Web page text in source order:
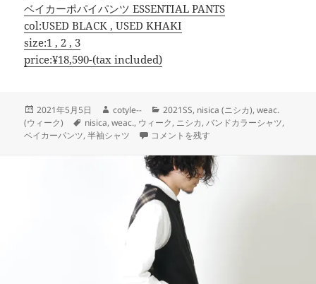
ベイカーポパイパンツ ESSENTIAL PANTS
col:USED BLACK , USED KHAKI
size:1 , 2 , 3
price:¥18,590-(tax included)
投
稿
日:
2021年5月5日
作
成
者
cotyle--
カ
テ
ゴ
ー
2021SS, nisica (ニシカ),weac.
(ウィーク)
タ
グ
nisica,weac., ウィーク, ニシカ,バンドカラーシャツ,
ベイカーパンツ,半袖シャツ COTYLEの原点!?nisica×ベイカー【
コメントを残す